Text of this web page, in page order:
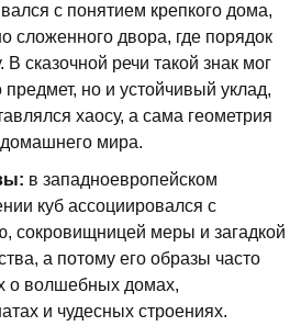
с понятием крепкого дома,
сложенного двора, где порядок
сказочной речи такой знак мог
предмет, но и устойчивый уклад,
хаосу, а сама геометрия
мира.
в западноевропейском
куб ассоциировался с
сокровищницей меры и загадкой
а потому его образы часто
о волшебных домах,
и чудесных строениях.